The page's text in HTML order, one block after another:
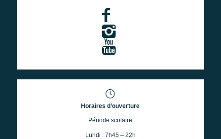
Horaires d’ouverture
Période scolaire
Lundi : 7h45 – 22h